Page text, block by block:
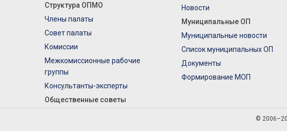
Структура ОПМО
Члены палаты
Совет палаты
Комиссии
Межкомиссионные рабочие
группы
Консультанты-эксперты
Общественные советы
Новости
Муниципальные ОП
Муниципальные новости
Список муниципальных ОП
Документы
Формирование МОП
©